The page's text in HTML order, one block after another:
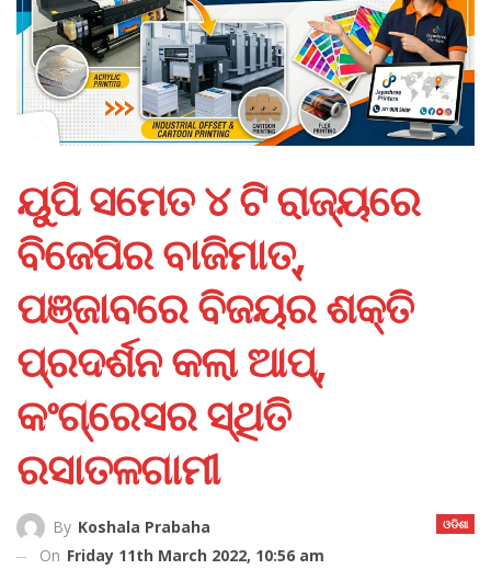
ୟୁପି ସମେତ ୪ ଟି ରାଜ୍ୟରେ
ବିଜେପିର ବାଜିମାତ୍‌,
ପଞ୍ଜାବରେ ବିଜୟର ଶକ୍ତି
ପ୍ରଦର୍ଶନ କଲା ଆପ୍‌,
କଂଗ୍ରେସର ସ୍ଥିତି
ରସାତଳଗାମୀ
ଓଡିଶା
By Koshala Prabaha
On Friday 11th March 2022, 10:56 am